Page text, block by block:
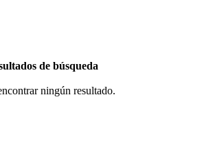
de búsqueda
ningún resultado.